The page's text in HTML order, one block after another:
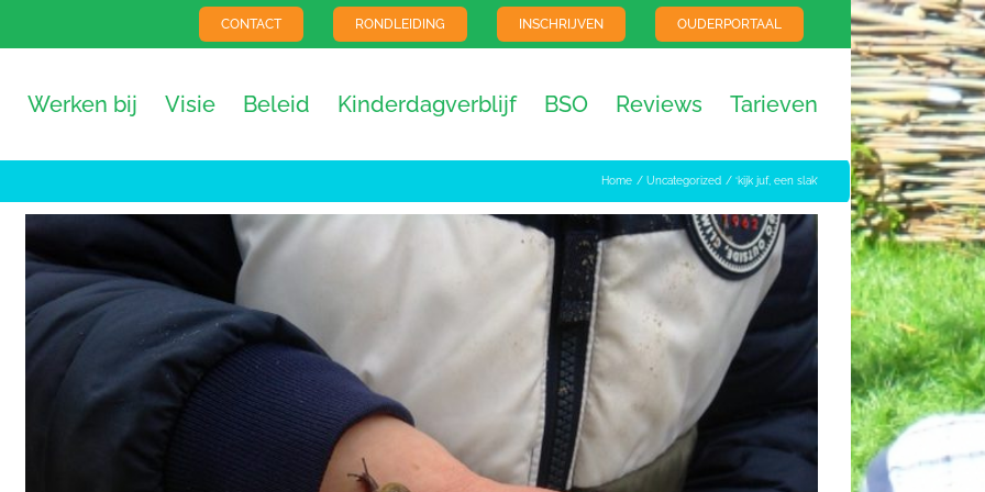
CONTACT RONDLEIDING INSCHRIJVEN OUDERPORTAAL
Werken bij Visie Beleid Kinderdagverblijf BSO Reviews Tarieven
Home Uncategorized ‘kijk juf, een slak’